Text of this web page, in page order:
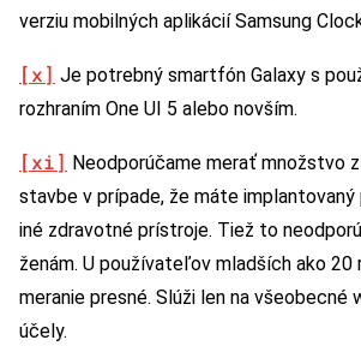
verziu mobilných aplikácií Samsung
[x] Je potrebný smartfón Galaxy s
rozhraním One UI 5 alebo novším.
[xi] Neodporúčame merať množstvo
stavbe v prípade, že máte
iné zdravotné prístroje. Tiež to
ženám. U používateľov mladších ako
meranie presné. Slúži len na všeobecné
účely.